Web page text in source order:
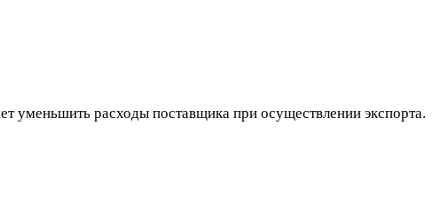
уменьшить расходы поставщика при осуществлении экспорта.